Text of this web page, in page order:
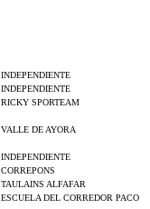
INDEPENDIENTE
INDEPENDIENTE
RICKY SPORTEAM
VALLE DE AYORA
INDEPENDIENTE
CORREPONS
TAULAINS ALFAFAR
ESCUELA DEL CORREDOR PACO